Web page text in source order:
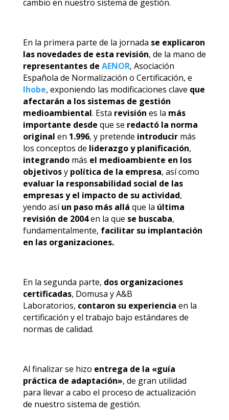
cambio en nuestro sistema de gestión.
En la primera parte de la jornada se explicaron
las novedades de esta revisión, de la mano de
representantes de AENOR, Asociación
Española de Normalización o Certificación, e
Ihobe, exponiendo las modificaciones clave que
afectarán a los sistemas de gestión
medioambiental. Esta revisión es la más
importante desde que se redactó la norma
original en 1.996, y pretende introducir más
los conceptos de liderazgo y planificación,
integrando más el medioambiente en los
objetivosypolítica de la empresa, así como
evaluar la responsabilidad social de las
empresas y el impacto de su actividad,
yendo asíun paso más allá que la última
revisión de 2004en la que se buscaba,
fundamentalmente, facilitar su implantación
en las organizaciones.
En la segunda parte, dos organizaciones
certificadas, Domusa y A&B
Laboratorios, contaron su experiencia en la
certificación y el trabajo bajo estándares de
normas de calidad.
Al finalizar se hizo entrega de la «guía
práctica de adaptación», de gran utilidad
para llevar a cabo el proceso de actualización
de nuestro sistema de gestión.